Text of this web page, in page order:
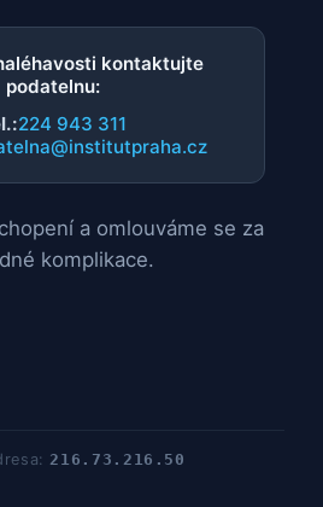
kontaktujte
podatelnu:
224 943 311
a omlouváme se za
komplikace.
216.73.216.50